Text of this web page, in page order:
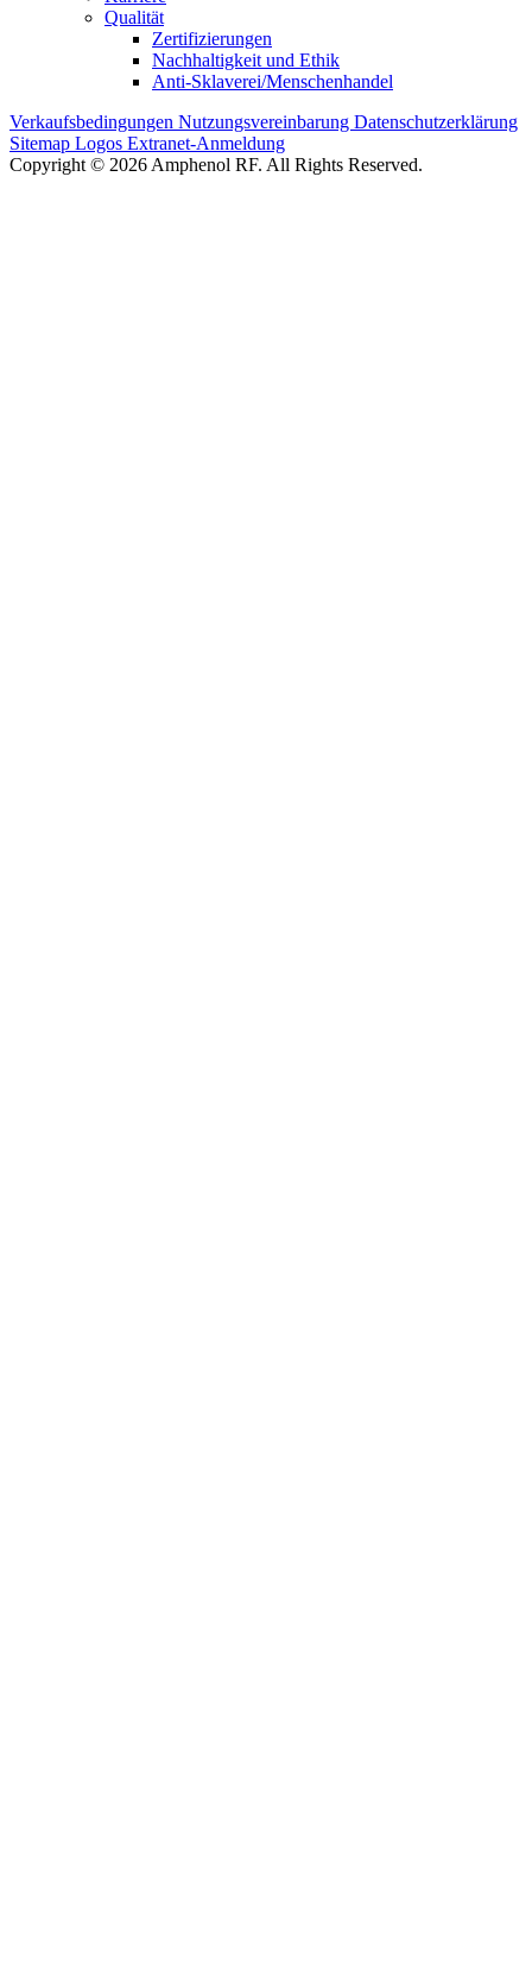
Qualität
Zertifizierungen
Nachhaltigkeit und Ethik
Anti-Sklaverei/Menschenhandel
Verkaufsbedingungen Nutzungsvereinbarung Datenschutzerklärung
Sitemap Logos Extranet-Anmeldung
Copyright © 2026 Amphenol RF. All Rights Reserved.